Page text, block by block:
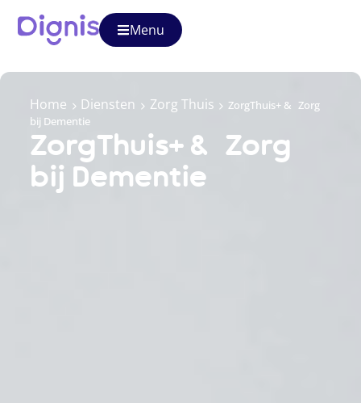
Menu
Home Diensten Zorg Thuis
ZorgThuis+ & Zorg
bij Dementie
ZorgThuis+ & Zorg
bij Dementie